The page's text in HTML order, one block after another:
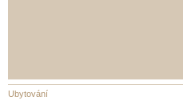
Ubytování